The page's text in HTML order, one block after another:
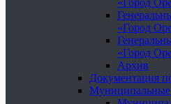
«Город
«Город
«Город
Архив
Документация
Муниципальные